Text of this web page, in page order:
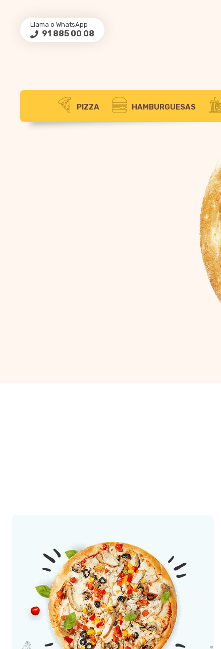
Llama o WhatsApp
91 885 00 08
PIZZA HAMBURGUESAS